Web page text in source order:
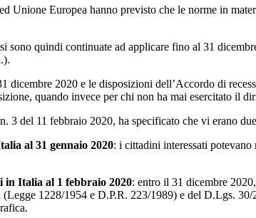
Unione Europea hanno previsto che le norme in
quindi continuate ad applicare fino al 31
dicembre 2020 e le disposizioni dell’Accordo di
quando invece per chi non ha mai esercitato il
3 del 11 febbraio 2020, ha specificato che vi erano
al 31 gennaio 2020: i cittadini interessati
Italia al 1 febbraio 2020: entro il 31 dicembre
1228/1954 e D.P.R. 223/1989) e del D.Lgs.